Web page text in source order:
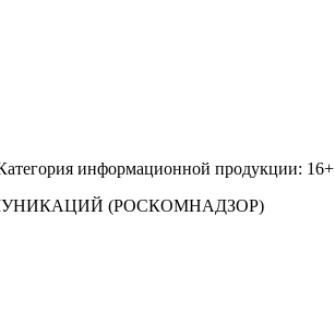
информационной продукции: 16+
(РОСКОМНАДЗОР)